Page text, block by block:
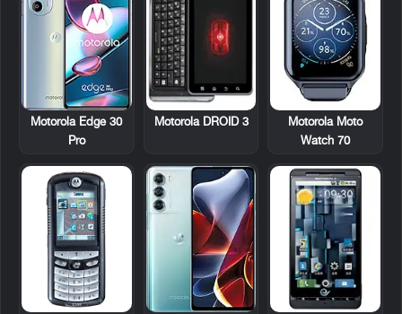
Motorola Moto
Watch 70
Motorola DROID 3
Motorola Edge 30
Pro